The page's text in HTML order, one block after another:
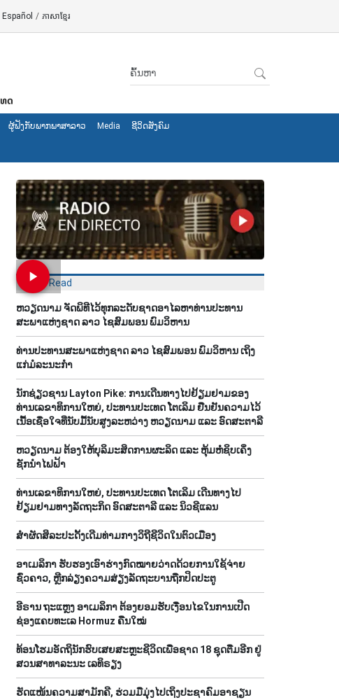
Español / ភាសាខ្មែរ
ຜູ້​ຟັງ​ກັບ​ພາກ​ພາ​ສາ​ລາວ Media ຊີ​ວິດ​ສັງ​ຄົມ
Most Read
ຫວຽດນາມ ຈັດພິທີໄວ້ທຸກລະດັບຊາດອາໄລຫາທ່ານປະທານ
ສະພາແຫ່ງຊາດ ລາວ ໄຊສົມພອນ ພົມວິຫານ
ທ່ານປະທານສະພາແຫ່ງຊາດ ລາວ ໄຊສົມພອນ ພົມວິຫານ ເຖິງ
ແກ່ມໍລະນະກຳ
ນັກຊ່ຽວຊານ Layton Pike: ການເດີນທາງໄປຢ້ຽມຢາມຂອງ
ທ່ານເລຂາທິການໃຫຍ່, ປະທານປະເທດ ໂຕເລິມ ຢືນຢັນຄວາມໄວ້
ເນື້ອເຊື່ອໃຈທີ່ນັບມື້ນັບສູງລະຫວ່າງ ຫວຽດນາມ ແລະ ອົດສະຕາລີ
ຫວຽດນາມ ຕ້ອງໃຫ້ບຸລິມະສິດການຜະລິດ ແລະ ຫຸ້ມຫໍ່ຊິບເຄິ່ງ
ຊັກນຳໄຟຟ້າ
ທ່ານເລຂາທິການໃຫຍ່, ປະທານປະເທດ ໂຕເລິມ ເດີນທາງໄປ
ຢ້ຽມຢາມທາງລັດຖະກິດ ອົດສະຕາລີ ແລະ ນິວຊີແລນ
ສຳຜັດສິລະປະດັ້ງເດີມທ່າມກາງວິຖີຊີວິດໃນຕົວເມືອງ
ອາເມລິກາ ຮັບຮອງເອົາຮ່າງກົດໝາຍວ່າດດ້ວຍການໃຊ້ຈ່າຍ
ຊົ່ວຄາວ, ຫຼີກລ່ຽງຄວາມສ່ຽງລັດຖະບານຖືກປິດປະຕູ
ອີຣານ ຖະແຫຼງ ອາເມລິກາ ຕ້ອງຍອມຮັບເງື່ອນໄຂໃນການເປີດ
ຊ່ອງແຄບທະເລ Hormuz ຄືນໃໝ່
ທ້ອນໂຮມອັດຖິນັກຮົບເສຍສະຫຼະຊີວິດເພື່ອຊາດ 18 ຊຸດຕື່ມອີກ ຢູ່
ສວນສາທາລະນະ ເລທິຣຽງ
ຮັດແໜ້ນຄວາມສາມັກຄີ, ຮ່ວມມືມຸ່ງໄປເຖິງປະຊາຄົມອາຊຽນ